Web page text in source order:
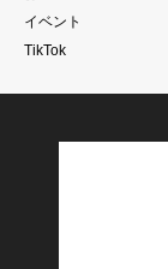
イベント
TikTok